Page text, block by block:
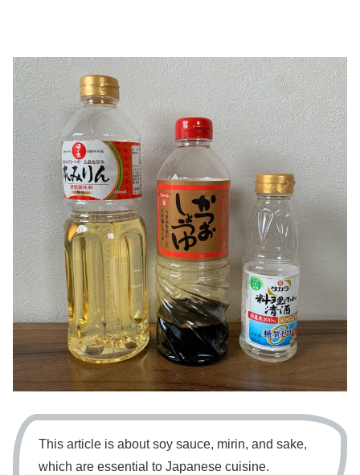
This article is about soy sauce, mirin, and sake,
which are essential to Japanese cuisine.